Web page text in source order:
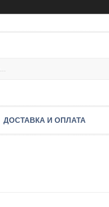
ДОСТАВКА И ОПЛАТА